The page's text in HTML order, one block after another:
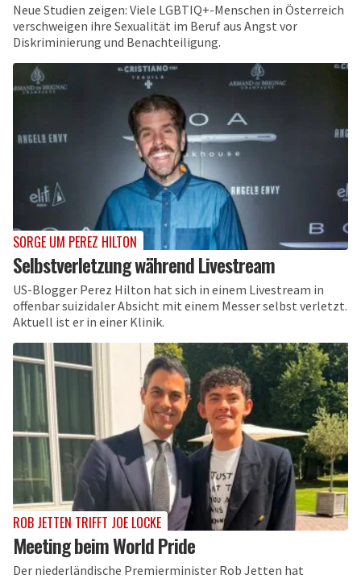
Neue Studien zeigen: Viele LGBTIQ+-Menschen in Österreich
verschweigen ihre Sexualität im Beruf aus Angst vor
Diskriminierung und Benachteiligung.
SORGE UM PEREZ HILTON
Selbstverletzung während Livestream
US-Blogger Perez Hilton hat sich in einem Livestream in
offenbar suizidaler Absicht mit einem Messer selbst verletzt.
Aktuell ist er in einer Klinik.
ROB JETTEN TRIFFT JOE LOCKE
Meeting beim World Pride
Der niederländische Premierminister Rob Jetten hat